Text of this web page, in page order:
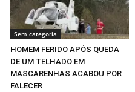
Sem categoria
HOMEM FERIDO APÓS QUEDA
DE UM TELHADO EM
MASCARENHAS ACABOU POR
FALECER